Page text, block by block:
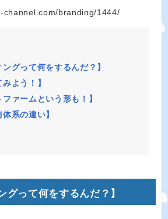
channel.com/branding/1444/
ングって何をするんだ？】
よう！】
ファームという形も！】
体系の違い】
グって何をするんだ？】